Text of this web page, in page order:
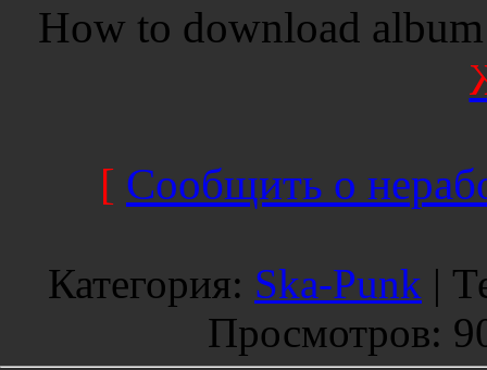
How to download
[ Сообщить о
Категория: Ska-Punk |
Просмотров: